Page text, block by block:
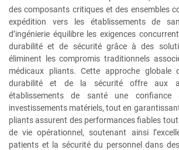
des composants critiques et des ensembles
expédition vers les établissements de
d’ingénierie équilibre les exigences
durabilité et de sécurité grâce à des
éliminent les compromis traditionnels
médicaux pliants. Cette approche globale
durabilité et de la sécurité offre aux
établissements de santé une confiance
investissements matériels, tout en
pliants assurent des performances fiables
de vie opérationnel, soutenant ainsi
patients et la sécurité du personnel dans